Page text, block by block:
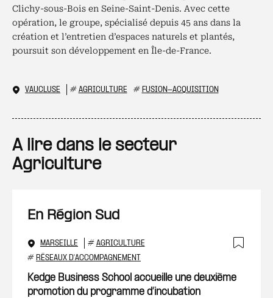
Clichy-sous-Bois en Seine-Saint-Denis. Avec cette
opération, le groupe, spécialisé depuis 45 ans dans la
création et l’entretien d’espaces naturels et plantés,
poursuit son développement en Île-de-France.
VAUCLUSE # AGRICULTURE # FUSION-ACQUISITION
A lire dans le secteur
Agriculture
En Région Sud
MARSEILLE # AGRICULTURE
# RÉSEAUX D'ACCOMPAGNEMENT
Kedge Business School accueille une deuxième
promotion du programme d’incubation